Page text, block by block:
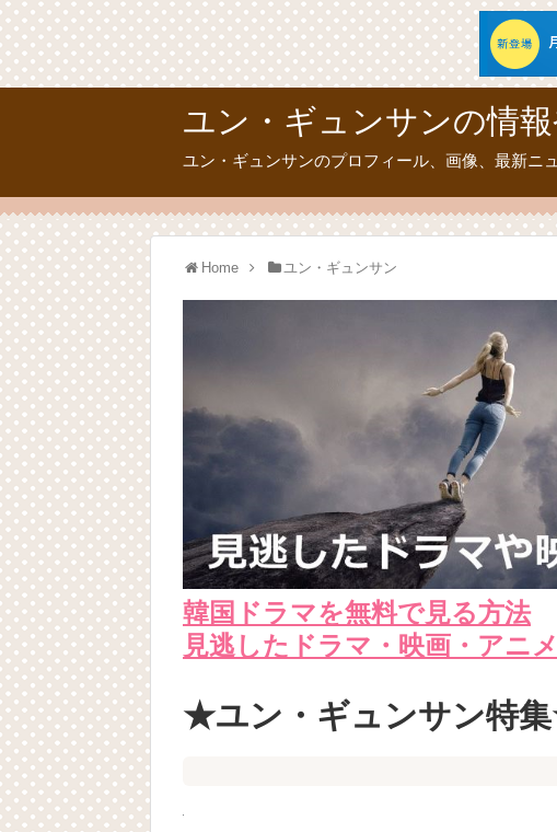
ユン・ギュンサンの情
ユン・ギュンサンのプロフィール、画像、最新ニ
Home ユン・ギュンサン
韓国ドラマを無料で見る方法
見逃したドラマ・映画・アニ
★ユン・ギュンサン特